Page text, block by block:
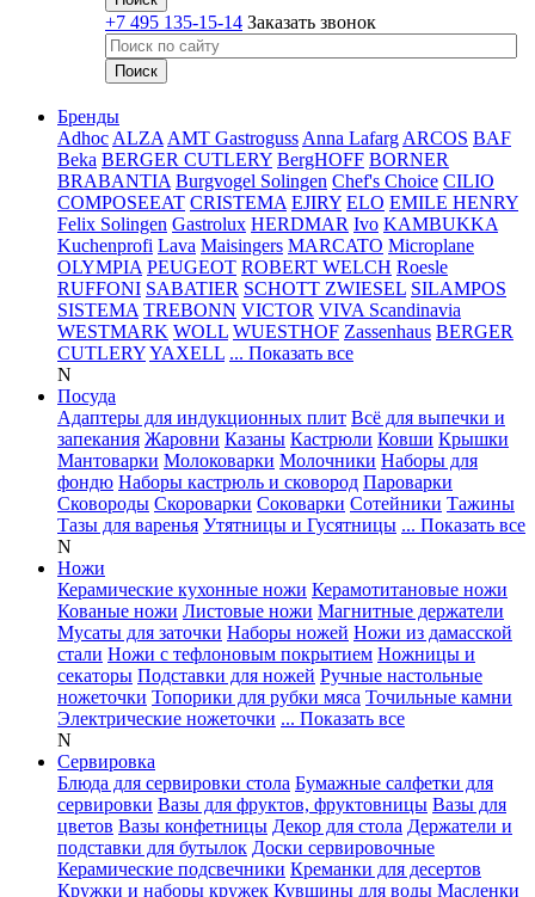
+7 495 135-15-14 Заказать звонок
Бренды
Adhoc ALZA AMT Gastroguss Anna Lafarg ARCOS BAF
Beka BERGER CUTLERY BergHOFF BORNER
BRABANTIA Burgvogel Solingen Chef's Choice CILIO
COMPOSEEAT CRISTEMA EJIRY ELO EMILE HENRY
Felix Solingen Gastrolux HERDMAR Ivo KAMBUKKA
Kuchenprofi Lava Maisingers MARCATO Microplane
OLYMPIA PEUGEOT ROBERT WELCH Roesle
RUFFONI SABATIER SCHOTT ZWIESEL SILAMPOS
SISTEMA TREBONN VICTOR VIVA Scandinavia
WESTMARK WOLL WUESTHOF Zassenhaus BERGER
CUTLERYYAXELL ... Показать все
N
Посуда
Адаптеры для индукционных плит Всё для выпечки и
запекания Жаровни Казаны Кастрюли Ковши Крышки
Мантоварки Молоковарки Молочники Наборы для
фондю Наборы кастрюль и сковород Пароварки
Сковороды Скороварки Соковарки Сотейники Тажины
Тазы для варенья Утятницы и Гусятницы ... Показать все
N
Ножи
Керамические кухонные ножи Керамотитановые ножи
Кованые ножи Листовые ножи Магнитные держатели
Мусаты для заточки Наборы ножей Ножи из дамасской
стали Ножи с тефлоновым покрытием Ножницы и
секаторы Подставки для ножей Ручные настольные
ножеточки Топорики для рубки мяса Точильные камни
Электрические ножеточки ... Показать все
N
Сервировка
Блюда для сервировки стола Бумажные салфетки для
сервировки Вазы для фруктов, фруктовницы Вазы для
цветов Вазы конфетницы Декор для стола Держатели и
подставки для бутылок Доски сервировочные
Керамические подсвечники Креманки для десертов
Кружки и наборы кружек Кувшины для воды Масленки